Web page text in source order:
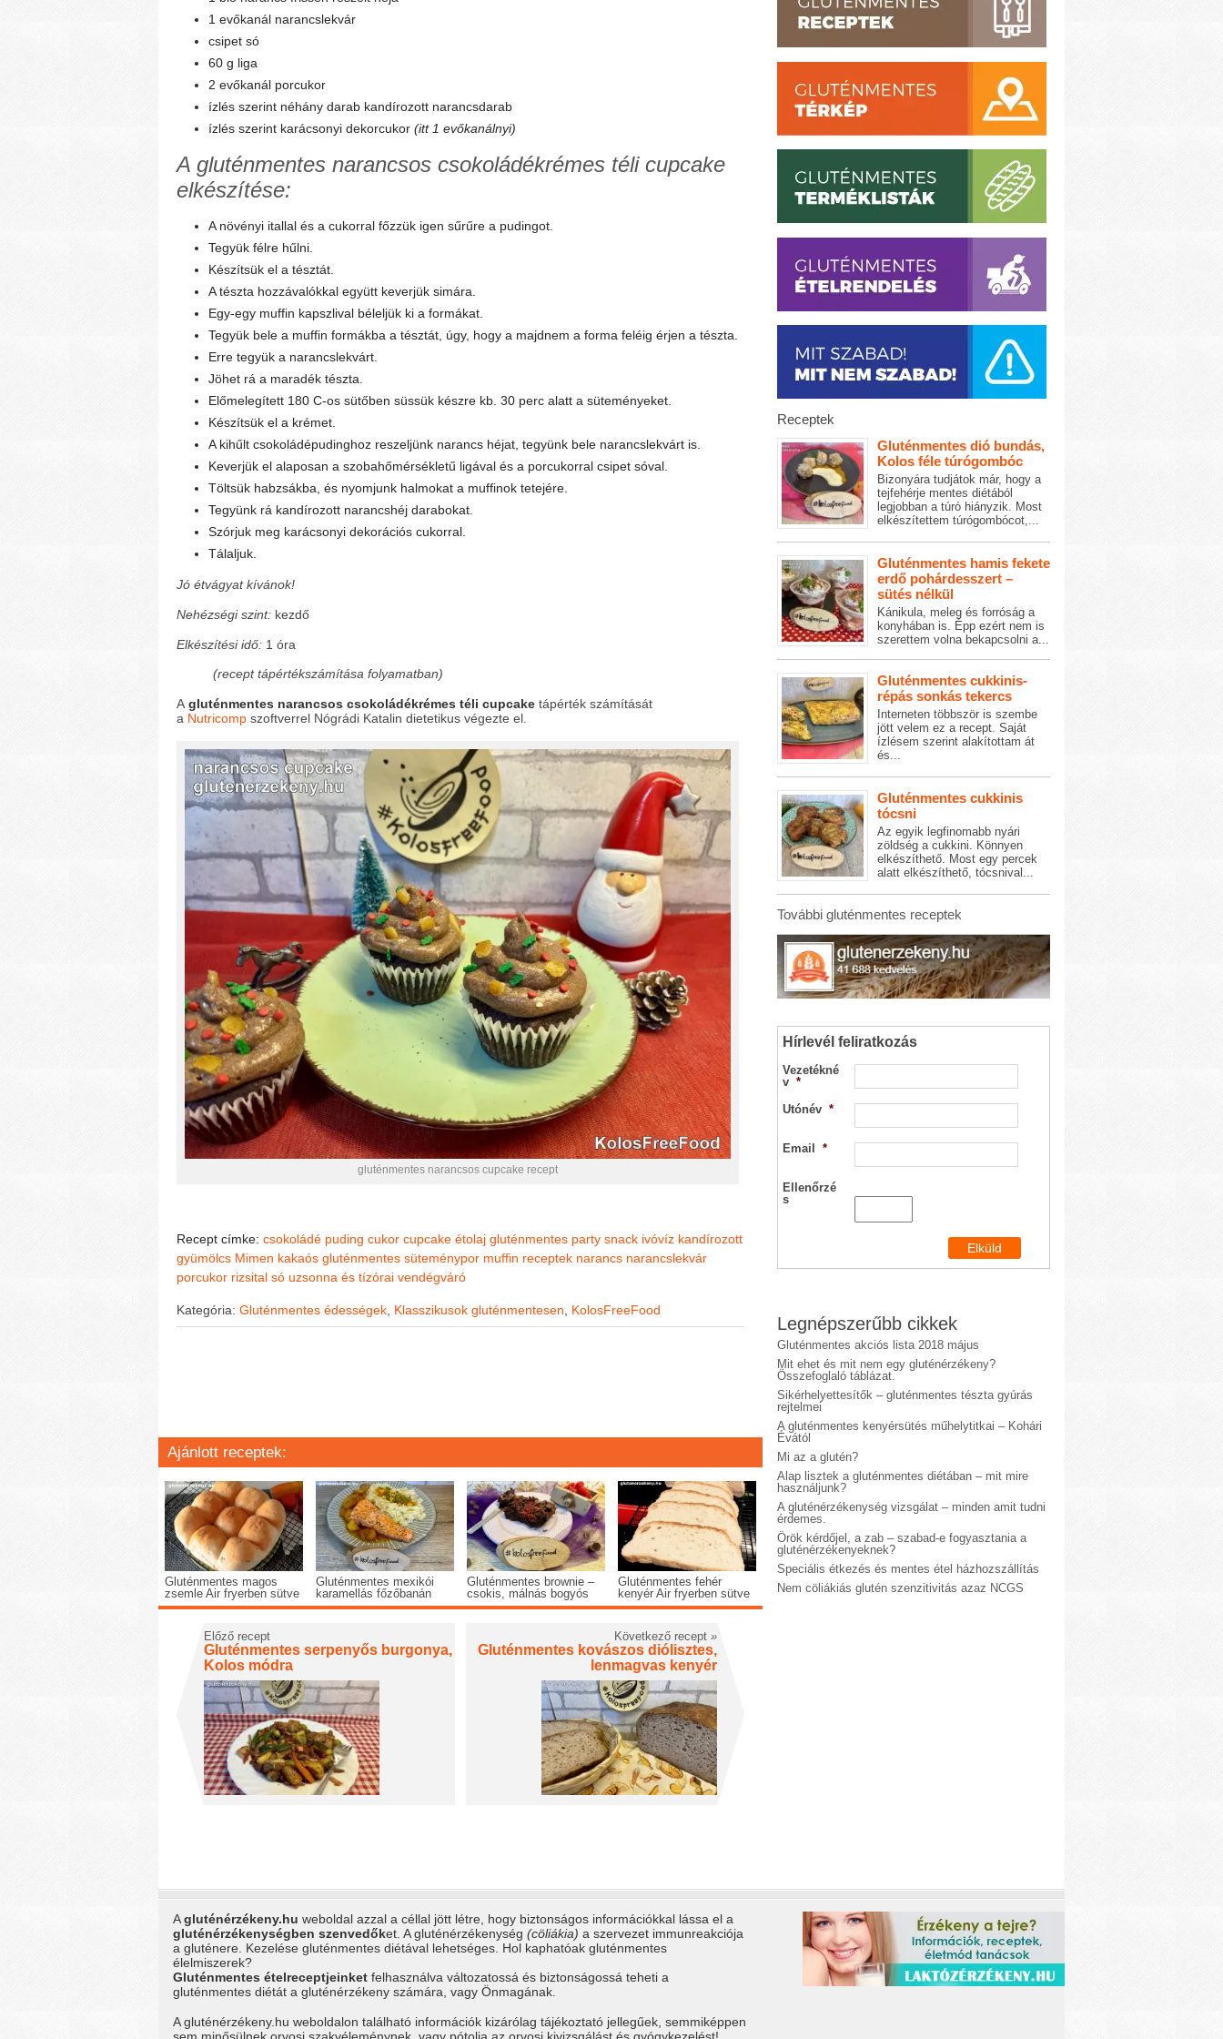
1 evőkanál narancslekvár
csipet só
60 g liga
2 evőkanál porcukor
ízlés szerint néhány darab kandírozott narancsdarab
ízlés szerint karácsonyi dekorcukor (itt 1 evőkanálnyi)
A gluténmentes narancsos csokoládékrémes téli cupcake
elkészítése:
A növényi itallal és a cukorral főzzük igen sűrűre a pudingot.
Tegyük félre hűlni.
Készítsük el a tésztát.
A tészta hozzávalókkal együtt keverjük simára.
Egy-egy muffin kapszlival béleljük ki a formákat.
Tegyük bele a muffin formákba a tésztát, úgy, hogy a majdnem a forma feléig érjen a tészta.
Erre tegyük a narancslekvárt.
Jöhet rá a maradék tészta.
Előmelegített 180 C-os sütőben süssük készre kb. 30 perc alatt a süteményeket.
Készítsük el a krémet.
A kihűlt csokoládépudinghoz reszeljünk narancs héjat, tegyünk bele narancslekvárt is.
Keverjük el alaposan a szobahőmérsékletű ligával és a porcukorral csipet sóval.
Töltsük habzsákba, és nyomjunk halmokat a muffinok tetejére.
Tegyünk rá kandírozott narancshéj darabokat.
Szórjuk meg karácsonyi dekorációs cukorral.
Tálaljuk.
Jó étvágyat kívánok!
Nehézségi szint: kezdő
Elkészítési idő: 1 óra
(recept tápértékszámítása folyamatban)
A gluténmentes narancsos csokoládékrémes téli cupcake tápérték számítását
a Nutricomp szoftverrel Nógrádi Katalin dietetikus végezte el.
gluténmentes narancsos cupcake recept
Recept címke: csokoládé puding cukor cupcake étolaj gluténmentes party snack ivóvíz kandírozott
gyümölcs Mimen kakaós gluténmentes süteménypor muffin receptek narancs narancslekvár
porcukor rizsital só uzsonna és tízórai vendégváró
Kategória: Gluténmentes édességek Klasszikusok gluténmentesen KolosFreeFood
Ajánlott receptek:
Gluténmentes magos
zsemle Air fryerben sütve
Gluténmentes mexikói
karamellás főzőbanán
Gluténmentes brownie –
csokis, málnás bogyós
Gluténmentes fehér
kenyér Air fryerben sütve
Előző recept
Gluténmentes serpenyős burgonya,
Kolos módra
Következő recept »
Gluténmentes kovászos diólisztes,
lenmagvas kenyér
Receptek
Gluténmentes dió bundás,
Kolos féle túrógombóc
Bizonyára tudjátok már, hogy a
tejfehérje mentes diétából
legjobban a túró hiányzik. Most
elkészítettem túrógombócot,...
Gluténmentes hamis fekete
erdő pohárdesszert –
sütés nélkül
Kánikula, meleg és forróság a
konyhában is. Épp ezért nem is
szerettem volna bekapcsolni a...
Gluténmentes cukkinis-
répás sonkás tekercs
Interneten többször is szembe
jött velem ez a recept. Saját
ízlésem szerint alakítottam át
és...
Gluténmentes cukkinis
tócsni
Az egyik legfinomabb nyári
zöldség a cukkini. Könnyen
elkészíthető. Most egy percek
alatt elkészíthető, tócsnival...
További gluténmentes receptek
Hírlevél feliratkozás
Vezetékné
v *
Utónév *
Email *
Ellenőrzé
s
Legnépszerűbb cikkek
Gluténmentes akciós lista 2018 május
Mit ehet és mit nem egy gluténérzékeny?
Összefoglaló táblázat.
Sikérhelyettesítők – gluténmentes tészta gyúrás
rejtelmei
A gluténmentes kenyérsütés műhelytitkai – Kohári
Évától
Mi az a glutén?
Alap lisztek a gluténmentes diétában – mit mire
használjunk?
A gluténérzékenység vizsgálat – minden amit tudni
érdemes.
Örök kérdőjel, a zab – szabad-e fogyasztania a
gluténérzékenyeknek?
Speciális étkezés és mentes étel házhozszállítás
Nem cöliákiás glutén szenzitivitás azaz NCGS
Agluténérzékeny.hu weboldal azzal a céllal jött létre, hogy biztonságos információkkal lássa el a
gluténérzékenységben szenvedőket. A gluténérzékenység (cöliákia) a szervezet immunreakciója
a gluténere. Kezelése gluténmentes diétával lehetséges. Hol kaphatóak gluténmentes
élelmiszerek?
Gluténmentes ételreceptjeinket felhasználva változatossá és biztonságossá teheti a
gluténmentes diétát a gluténérzékeny számára, vagy Önmagának.
A gluténérzékeny.hu weboldalon található információk kizárólag tájékoztató jellegűek, semmiképpen
sem minősülnek orvosi szakvéleménynek, vagy pótolja az orvosi kivizsgálást és gyógykezelést!